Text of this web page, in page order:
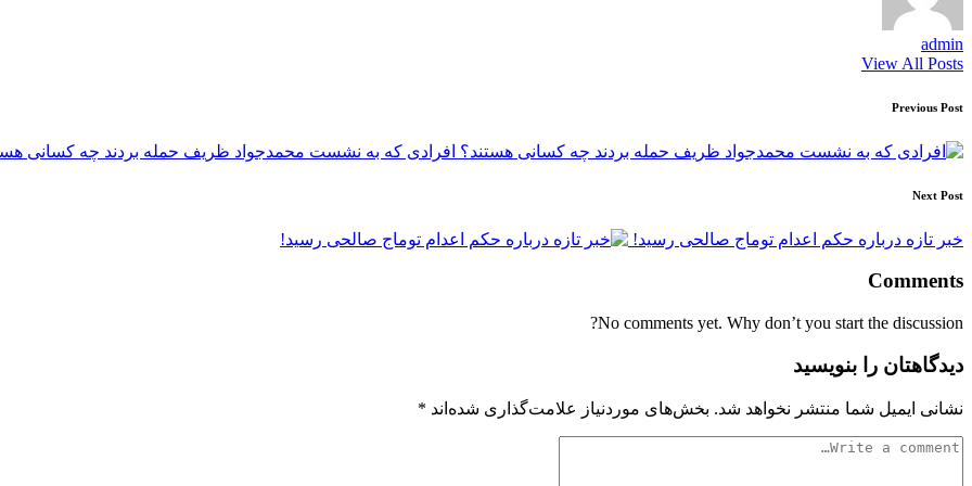
admin
View All Posts
Post
navigation
Previous Post
افرادی که به نشست محمدجواد ظریف حمله بردند چه کسانی
Next Post
خبر تازه درباره حکم اعدام توماج صالحی رسید!
Comments
No comments yet. Why don’t you start the discussion?
دیدگاهتان را بنویسید
نشانی ایمیل شما منتشر نخواهد شد. بخش‌های موردنیاز علامت‌گذاری شده‌اند *